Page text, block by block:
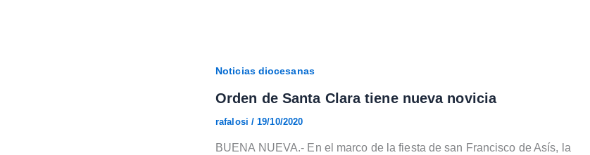
Noticias diocesanas
Orden de Santa Clara tiene nueva novicia
rafalosi /19/10/2020
BUENA NUEVA.- En el marco de la fiesta de san Francisco de Asís, la